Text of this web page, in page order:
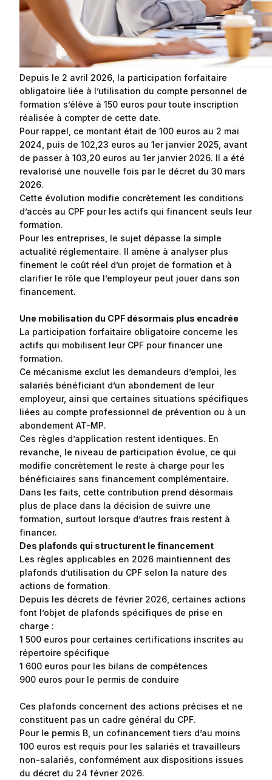
Depuis le 2 avril 2026, la participation forfaitaire
obligatoire liée à l’utilisation du compte personnel de
formation s’élève à 150 euros pour toute inscription
réalisée à compter de cette date.
Pour rappel, ce montant était de 100 euros au 2 mai
2024, puis de 102,23 euros au 1er janvier 2025, avant
de passer à 103,20 euros au 1er janvier 2026. Il a été
revalorisé une nouvelle fois par le décret du 30 mars
2026.
Cette évolution modifie concrètement les conditions
d’accès au CPF pour les actifs qui financent seuls leur
formation.
Pour les entreprises, le sujet dépasse la simple
actualité réglementaire. Il amène à analyser plus
finement le coût réel d’un projet de formation et à
clarifier le rôle que l’employeur peut jouer dans son
financement.
Une mobilisation du CPF désormais plus encadrée
La participation forfaitaire obligatoire concerne les
actifs qui mobilisent leur CPF pour financer une
formation.
Ce mécanisme exclut les demandeurs d’emploi, les
salariés bénéficiant d’un abondement de leur
employeur, ainsi que certaines situations spécifiques
liées au compte professionnel de prévention ou à un
abondement AT-MP.
Ces règles d’application restent identiques. En
revanche, le niveau de participation évolue, ce qui
modifie concrètement le reste à charge pour les
bénéficiaires sans financement complémentaire.
Dans les faits, cette contribution prend désormais
plus de place dans la décision de suivre une
formation, surtout lorsque d’autres frais restent à
financer.
Des plafonds qui structurent le financement
Les règles applicables en 2026 maintiennent des
plafonds d’utilisation du CPF selon la nature des
actions de formation.
Depuis les décrets de février 2026, certaines actions
font l’objet de plafonds spécifiques de prise en
charge :
1 500 euros pour certaines certifications inscrites au
répertoire spécifique
1 600 euros pour les bilans de compétences
900 euros pour le permis de conduire
Ces plafonds concernent des actions précises et ne
constituent pas un cadre général du CPF.
Pour le permis B, un cofinancement tiers d’au moins
100 euros est requis pour les salariés et travailleurs
non-salariés, conformément aux dispositions issues
du décret du 24 février 2026.